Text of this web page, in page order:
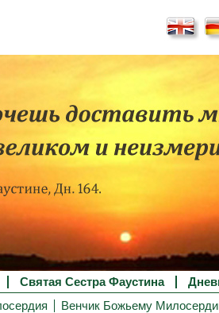
Святая Сестра Фаустина
Венчик Божьему